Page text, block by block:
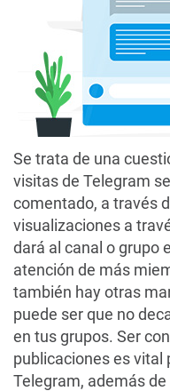
Se trata de una
visitas de Telegram
comentado, a través
visualizaciones a
dará al canal o grupo
atención de más
también hay otras
puede ser que no
en tus grupos. Ser
publicaciones es vital
Telegram, además